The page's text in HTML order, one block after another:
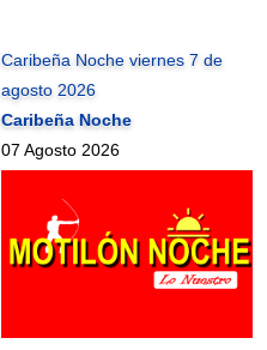
Caribeña Noche viernes 7 de
agosto 2026
Caribeña Noche
07 Agosto 2026